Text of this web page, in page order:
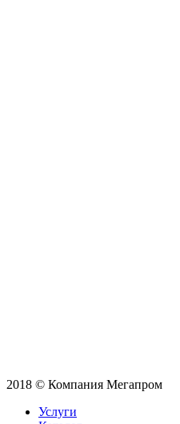
2018 © Компания Мегапром
Услуги